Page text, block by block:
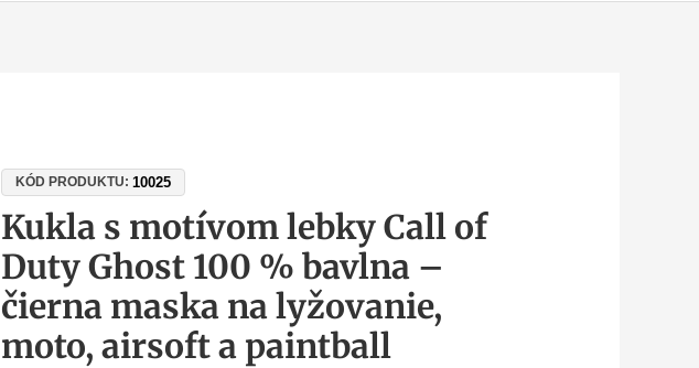
KÓD PRODUKTU:10025
Kukla s motívom lebky Call of
Duty Ghost 100 % bavlna –
čierna maska na lyžovanie,
moto, airsoft a paintball
množstvo
Kukla
s
motívom
lebky
Call
of